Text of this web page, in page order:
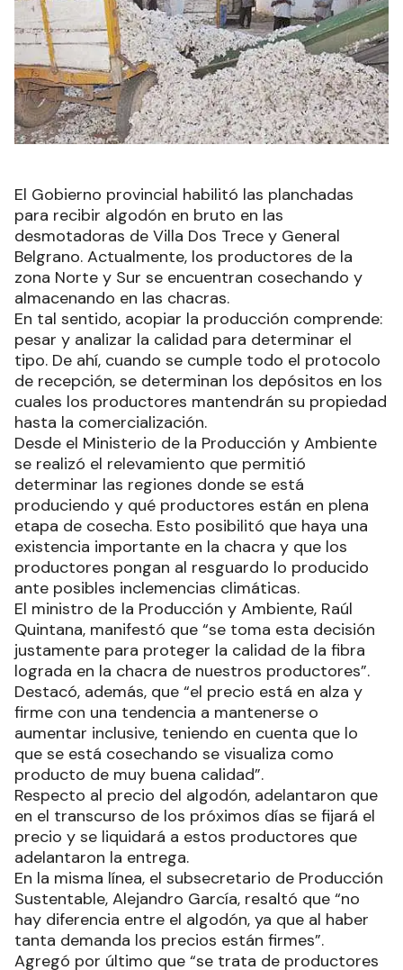
El Gobierno provincial habilitó las planchadas
para recibir algodón en bruto en las
desmotadoras de Villa Dos Trece y General
Belgrano. Actualmente, los productores de la
zona Norte y Sur se encuentran cosechando y
almacenando en las chacras.
En tal sentido, acopiar la producción comprende:
pesar y analizar la calidad para determinar el
tipo. De ahí, cuando se cumple todo el protocolo
de recepción, se determinan los depósitos en los
cuales los productores mantendrán su propiedad
hasta la comercialización.
Desde el Ministerio de la Producción y Ambiente
se realizó el relevamiento que permitió
determinar las regiones donde se está
produciendo y qué productores están en plena
etapa de cosecha. Esto posibilitó que haya una
existencia importante en la chacra y que los
productores pongan al resguardo lo producido
ante posibles inclemencias climáticas.
El ministro de la Producción y Ambiente, Raúl
Quintana, manifestó que “se toma esta decisión
justamente para proteger la calidad de la fibra
lograda en la chacra de nuestros productores”.
Destacó, además, que “el precio está en alza y
firme con una tendencia a mantenerse o
aumentar inclusive, teniendo en cuenta que lo
que se está cosechando se visualiza como
producto de muy buena calidad”.
Respecto al precio del algodón, adelantaron que
en el transcurso de los próximos días se fijará el
precio y se liquidará a estos productores que
adelantaron la entrega.
En la misma línea, el subsecretario de Producción
Sustentable, Alejandro García, resaltó que “no
hay diferencia entre el algodón, ya que al haber
tanta demanda los precios están firmes”.
Agregó por último que “se trata de productores